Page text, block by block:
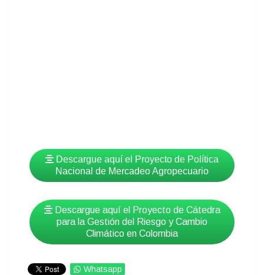
Descargue aquí el Proyecto de Política
Nacional de Mercadeo Agropecuario
Descargue aquí el Proyecto de Cátedra
para la Gestión del Riesgo y Cambio
Climático en Colombia
Whatsapp